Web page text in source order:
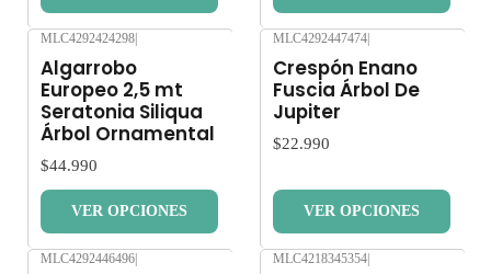
MLC4292424298|
Algarrobo
Europeo 2,5 mt
Seratonia Siliqua
Árbol Ornamental
$44.990
VER OPCIONES
MLC4292447474|
Crespón Enano
Fuscia Árbol De
Jupiter
$22.990
VER OPCIONES
MLC4292446496| MLC4218345354|